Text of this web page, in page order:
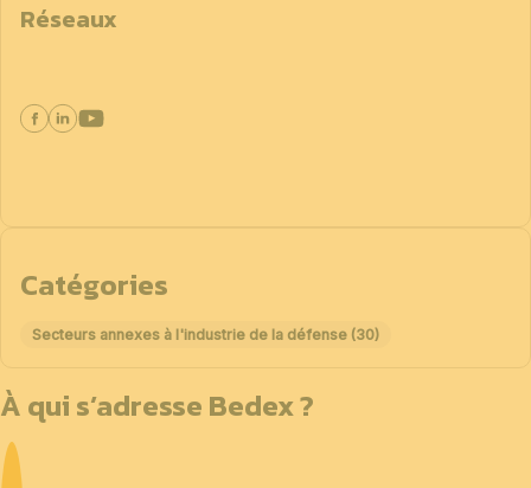
Réseaux
Catégories
Secteurs annexes à l'industrie de la défense (30)
À qui s’adresse Bedex ?